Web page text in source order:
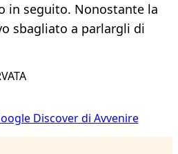
in seguito. Nonostante la
sbagliato a parlargli di
Discover di Avvenire